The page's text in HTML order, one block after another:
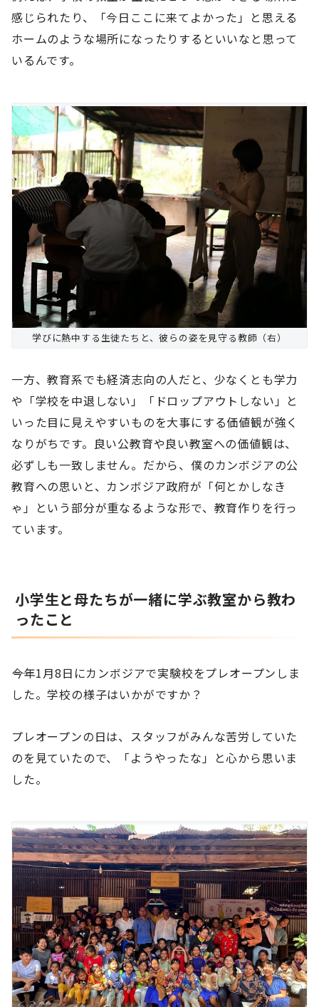
感じられたり、「今日ここに来てよかった」と思える
ホームのような場所になったりするといいなと思って
いるんです。
学びに熱中する生徒たちと、彼らの姿を見守る教師（右）
一方、教育系でも経済志向の人だと、少なくとも学力
や「学校を中退しない」「ドロップアウトしない」と
いった目に見えやすいものを大事にする価値観が強く
なりがちです。良い公教育や良い教室への価値観は、
必ずしも一致しません。だから、僕のカンボジアの公
教育への思いと、カンボジア政府が「何とかしなき
ゃ」という部分が重なるような形で、教育作りを行っ
ています。
小学生と母たちが一緒に学ぶ教室から教わ
ったこと
――今年1月8日にカンボジアで実験校をプレオープンしま
した。学校の様子はいかがですか？
プレオープンの日は、スタッフがみんな苦労していた
のを見ていたので、「ようやったな」と心から思いま
した。